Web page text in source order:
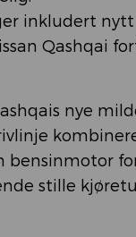
inkludert
Qashqai
nye
bensinmotor
stille